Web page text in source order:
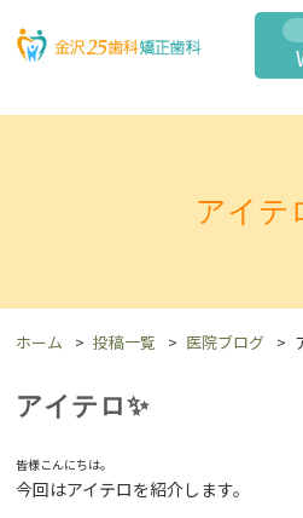
アイテ
ホーム 投稿一覧 医院ブログ
アイテロ✨
皆様こんにちは。
今回はアイテロを紹介します。